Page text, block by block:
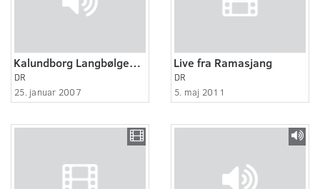
Kalundborg Langbølgesender lukker
DR
25. januar 2007
Live fra Ramasjang
DR
5. maj 2011